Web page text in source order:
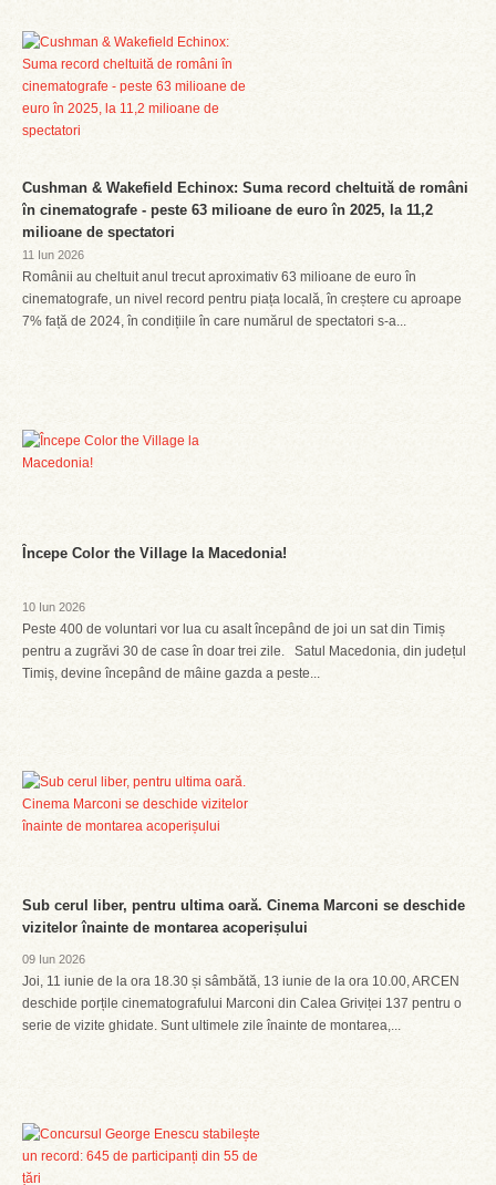
Cushman & Wakefield Echinox: Suma record cheltuită de români
în cinematografe - peste 63 milioane de euro în 2025, la 11,2
milioane de spectatori
11 Iun 2026
Românii au cheltuit anul trecut aproximativ 63 milioane de euro în
cinematografe, un nivel record pentru piața locală, în creștere cu aproape
7% față de 2024, în condițiile în care numărul de spectatori s-a...
Începe Color the Village la Macedonia!
10 Iun 2026
Peste 400 de voluntari vor lua cu asalt începând de joi un sat din Timiș
pentru a zugrăvi 30 de case în doar trei zile. Satul Macedonia, din județul
Timiș, devine începând de mâine gazda a peste...
Sub cerul liber, pentru ultima oară. Cinema Marconi se deschide
vizitelor înainte de montarea acoperișului
09 Iun 2026
Joi, 11 iunie de la ora 18.30 și sâmbătă, 13 iunie de la ora 10.00, ARCEN
deschide porțile cinematografului Marconi din Calea Griviței 137 pentru o
serie de vizite ghidate. Sunt ultimele zile înainte de montarea,...